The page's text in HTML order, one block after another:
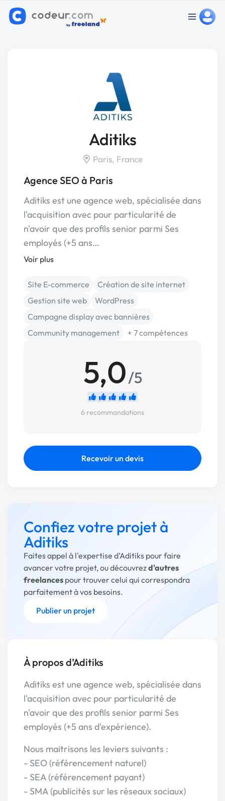
Aditiks
Paris, France
Agence SEO à Paris
Aditiks est une agence web, spécialisée dans
l'acquisition avec pour particularité de
n'avoir que des profils senior parmi Ses
employés (+5 ans…
Voir plus
Site E-commerce
Création de site internet
Gestion site web
WordPress
Campagne display avec bannières
Community management
+ 7 compétences
5,0/5
6 recommandations
Recevoir un devis
Confiez votre projet à
Aditiks
Faites appel à l'expertise d’Aditiks pour faire
avancer votre projet, ou découvrezd'autres
freelances pour trouver celui qui correspondra
parfaitement à vos besoins.
Publier un projet
À propos d’Aditiks
Aditiks est une agence web, spécialisée dans
l'acquisition avec pour particularité de
n'avoir que des profils senior parmi Ses
employés (+5 ans d'expérience).
Nous maitrisons les leviers suivants :
- SEO (référencement naturel)
- SEA (référencement payant)
- SMA (publicités sur les réseaux sociaux)